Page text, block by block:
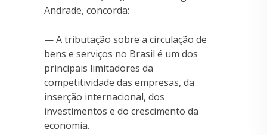
Andrade, concorda:
— A tributação sobre a circulação de
bens e serviços no Brasil é um dos
principais limitadores da
competitividade das empresas, da
inserção internacional, dos
investimentos e do crescimento da
economia.